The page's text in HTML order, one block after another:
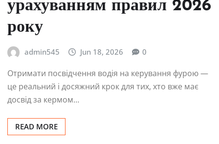
урахуванням правил 2026
року
admin545 Jun 18, 2026 0
Отримати посвідчення водія на керування фурою —
це реальний і досяжний крок для тих, хто вже має
досвід за кермом…
READ MORE